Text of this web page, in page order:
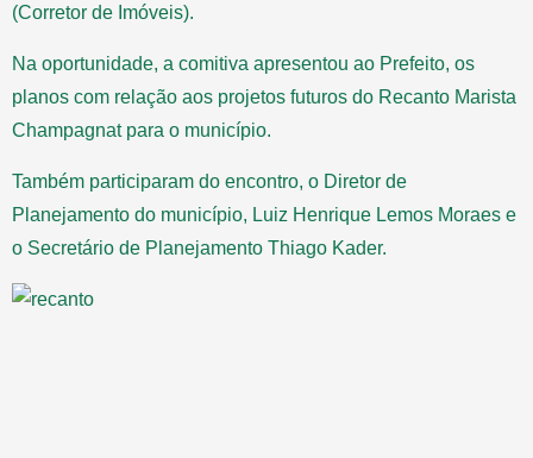
(Corretor de Imóveis).
Na oportunidade, a comitiva apresentou ao Prefeito, os
planos com relação aos projetos futuros do Recanto Marista
Champagnat para o município.
Também participaram do encontro, o Diretor de
Planejamento do município, Luiz Henrique Lemos Moraes e
o Secretário de Planejamento Thiago Kader.